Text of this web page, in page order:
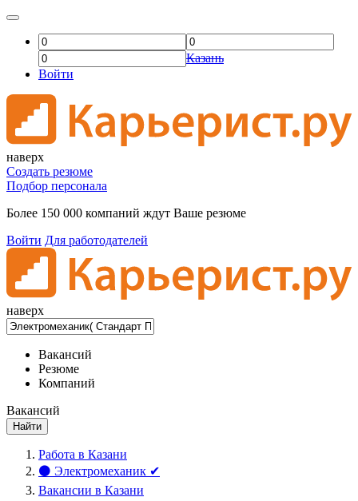
Казань
Войти
наверх
Создать резюме
Подбор персонала
Более 150 000 компаний ждут Ваше резюме
Войти Для работодателей
наверх
Вакансий
Резюме
Компаний
Вакансий
Найти
Работа в Казани
⚫ Электромеханик ✔
Вакансии в Казани